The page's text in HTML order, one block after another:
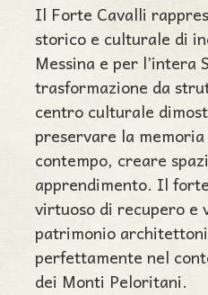
Il Forte Cavalli
storico e culturale di
Messina e per l’intera
trasformazione da
centro culturale
preservare la
contempo, creare
apprendimento. Il
virtuoso di recupero e
patrimonio
perfettamente nel
dei Monti Peloritani.